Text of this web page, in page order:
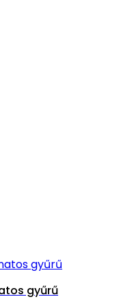
gyűrű